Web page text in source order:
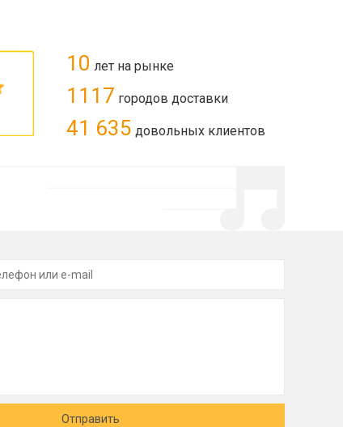
10 лет на рынке
1117 городов доставки
41 635 довольных клиентов
Отправить